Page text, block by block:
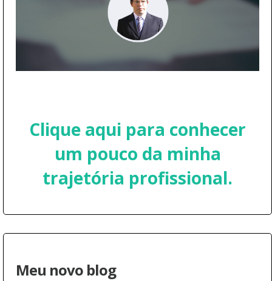
Clique aqui para conhecer
um pouco da minha
trajetória profissional.
Meu novo blog